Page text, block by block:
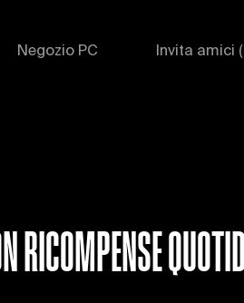
Negozio PC Invita amici
RICOMPENSE